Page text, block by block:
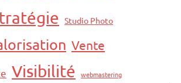
Studio Photo
Vente
Visibilité webmastering